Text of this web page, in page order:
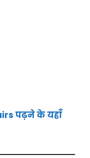
पढ़ने के यहाँ